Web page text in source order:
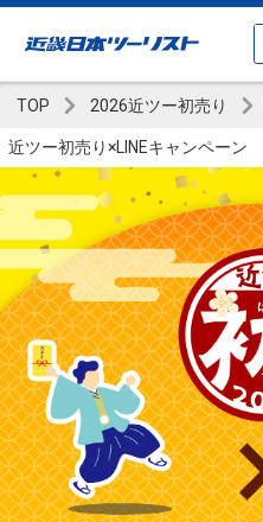
TOP 2026近ツー初売り
近ツー初売り×LINEキャンペーン